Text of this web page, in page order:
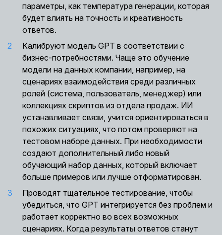
параметры, как температура генерации, которая
будет влиять на точность и креативность
ответов.
Калибруют модель GPT в соответствии с
бизнес-потребностями. Чаще это обучение
модели на данных компании, например, на
сценариях взаимодействия среди различных
ролей (система, пользователь, менеджер) или
коллекциях скриптов из отдела продаж. ИИ
устанавливает связи, учится ориентироваться в
похожих ситуациях, что потом проверяют на
тестовом наборе данных. При необходимости
создают дополнительный либо новый
обучающий набор данных, который включает
больше примеров или лучше отформатирован.
Проводят тщательное тестирование, чтобы
убедиться, что GPT интегрируется без проблем и
работает корректно во всех возможных
сценариях. Когда результаты ответов станут